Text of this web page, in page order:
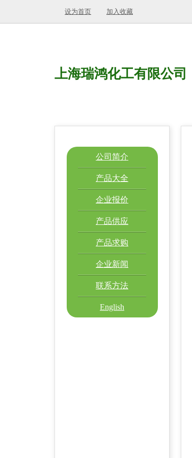
设为首页 加入收藏
上海瑞鸿化工有限公司
公司简介
产品大全
企业报价
产品供应
产品求购
企业新闻
联系方法
English